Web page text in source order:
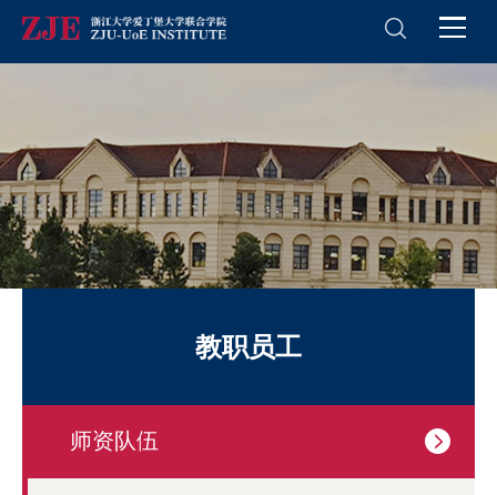
教职员工
师资队伍